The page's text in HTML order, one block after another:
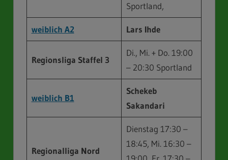
Sportland,
weiblich A2 Lars Ihde
Regionsliga Staffel 3
Di., Mi. + Do. 19:00
– 20:30 Sportland
weiblich B1
Schekeb
Sakandari
Regionalliga Nord
Dienstag 17:30 –
18:45, Mi. 16:30 –